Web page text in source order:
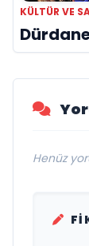
KÜLTÜR VE
Henüz